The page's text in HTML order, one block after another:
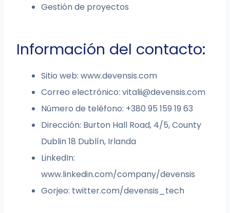
Gestión de proyectos
Información del contacto:
Sitio web: www.devensis.com
Correo electrónico:vitalii@devensis.com
Número de teléfono: +380 95 159 19 63
Dirección: Burton Hall Road, 4/5, County
Dublin 18 Dublín, Irlanda
LinkedIn:
www.linkedin.com/company/devensis
Gorjeo: twitter.com/devensis_tech